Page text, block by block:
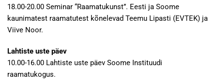
18.00-20.00 Seminar “Raamatukunst”. Eesti ja Soome
kaunimatest raamatutest kõnelevad Teemu Lipasti (EVTEK) ja
Viive Noor.
Lahtiste uste päev
10.00-16.00 Lahtiste uste päev Soome Instituudi
raamatukogus.